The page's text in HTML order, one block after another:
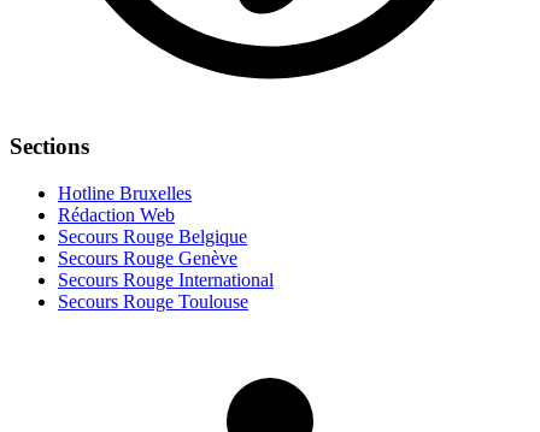
Sections
Hotline Bruxelles
Rédaction Web
Secours Rouge Belgique
Secours Rouge Genève
Secours Rouge International
Secours Rouge Toulouse